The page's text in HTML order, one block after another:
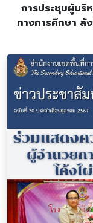
การประชุมผู้บริ
ทางการศึกษา